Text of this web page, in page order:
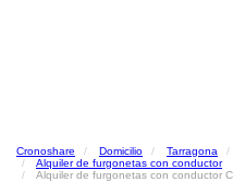
Cronoshare Domicilio Tarragona
Alquiler de furgonetas con conductor
Alquiler de furgonetas con conductor